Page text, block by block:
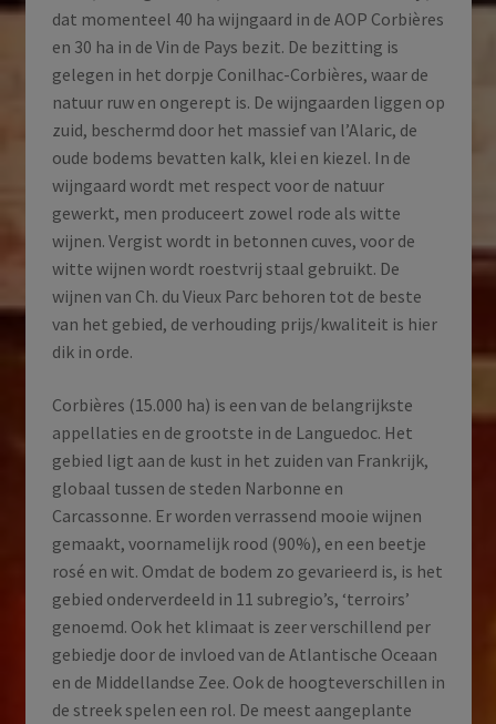
dat momenteel 40 ha wijngaard in de AOP Corbières
en 30 ha in de Vin de Pays bezit. De bezitting is
gelegen in het dorpje Conilhac-Corbières, waar de
natuur ruw en ongerept is. De wijngaarden liggen op
zuid, beschermd door het massief van l’Alaric, de
oude bodems bevatten kalk, klei en kiezel. In de
wijngaard wordt met respect voor de natuur
gewerkt, men produceert zowel rode als witte
wijnen. Vergist wordt in betonnen cuves, voor de
witte wijnen wordt roestvrij staal gebruikt. De
wijnen van Ch. du Vieux Parc behoren tot de beste
van het gebied, de verhouding prijs/kwaliteit is hier
dik in orde.
Corbières (15.000 ha) is een van de belangrijkste
appellaties en de grootste in de Languedoc. Het
gebied ligt aan de kust in het zuiden van Frankrijk,
globaal tussen de steden Narbonne en
Carcassonne. Er worden verrassend mooie wijnen
gemaakt, voornamelijk rood (90%), en een beetje
rosé en wit. Omdat de bodem zo gevarieerd is, is het
gebied onderverdeeld in 11 subregio’s, ‘terroirs’
genoemd. Ook het klimaat is zeer verschillend per
gebiedje door de invloed van de Atlantische Oceaan
en de Middellandse Zee. Ook de hoogteverschillen in
de streek spelen een rol. De meest aangeplante